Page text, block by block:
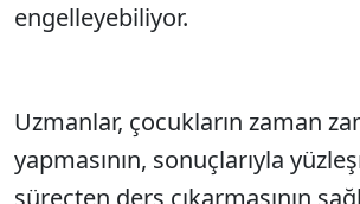
engelleyebiliyor.
Uzmanlar, çocukların zaman
yapmasının, sonuçlarıyla
süreçten ders çıkarmasının